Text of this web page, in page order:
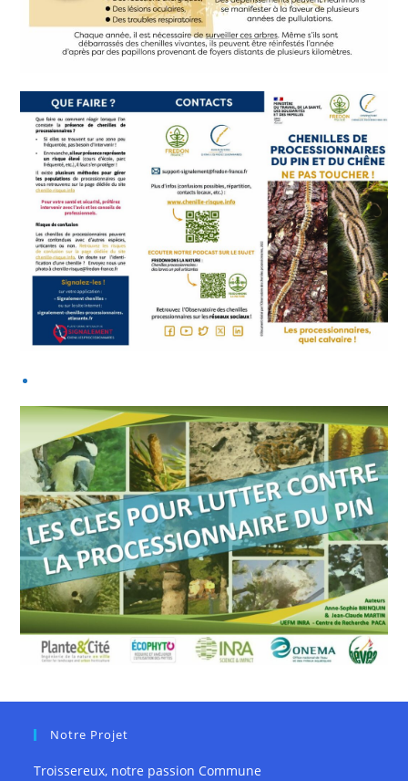
Notre Projet
Troissereux, notre passion Commune